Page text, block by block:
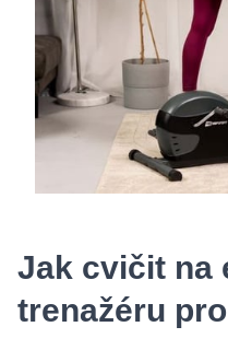
Jak cvičit na
trenažéru